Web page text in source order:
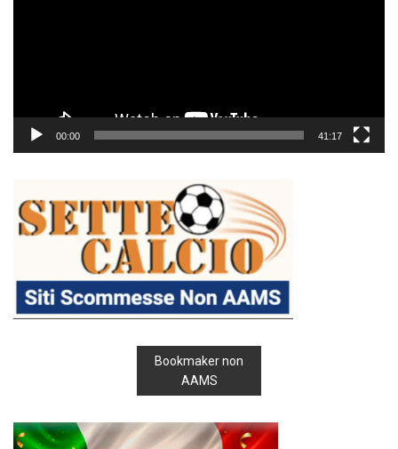
00:00 41:17
Bookmaker non
AAMS